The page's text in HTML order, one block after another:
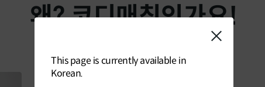
This page is currently available in
Korean.
왜? 코디매칭인가요!